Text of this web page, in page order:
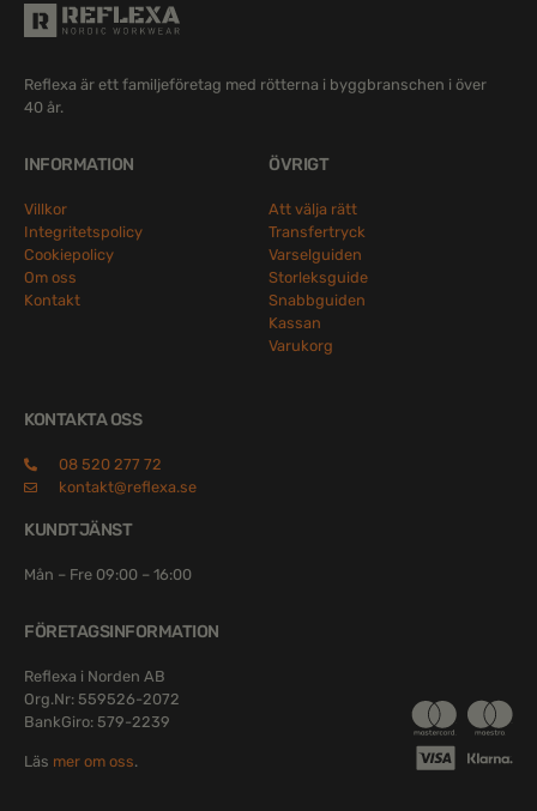
Reflexa är ett familjeföretag med rötterna i byggbranschen i över
40 år.
INFORMATION
Villkor
Integritetspolicy
Cookiepolicy
Om oss
Kontakt
ÖVRIGT
Att välja rätt
Transfertryck
Varselguiden
Storleksguide
Snabbguiden
Kassan
Varukorg
KONTAKTA OSS
08 520 277 72
kontakt@reflexa.se
KUNDTJÄNST
Mån – Fre 09:00 – 16:00
FÖRETAGSINFORMATION
Reflexa i Norden AB
Org.Nr: 559526-2072
BankGiro: 579-2239
Läs mer om oss.